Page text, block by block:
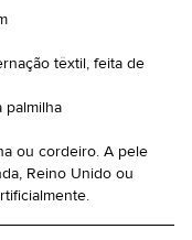
têxtil, feita de
palmilha
ou cordeiro. A pele
Reino Unido ou